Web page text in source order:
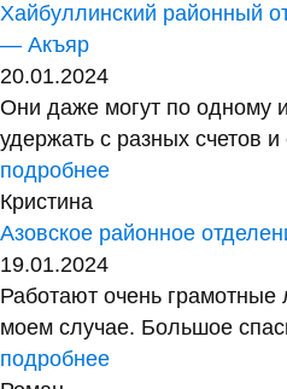
Хайбуллинский районный
— Акъяр
20.01.2024
Они даже могут по одному
удержать с разных счетов и
подробнее
Кристина
Азовское районное
19.01.2024
Работают очень
моем случае. Большое
подробнее